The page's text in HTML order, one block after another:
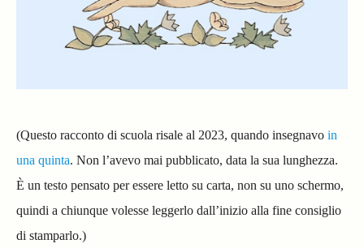
(Questo racconto di scuola risale al 2023, quando insegnavo in
una quinta. Non l’avevo mai pubblicato, data la sua lunghezza.
È un testo pensato per essere letto su carta, non su uno schermo,
quindi a chiunque volesse leggerlo dall’inizio alla fine consiglio
di stamparlo.)